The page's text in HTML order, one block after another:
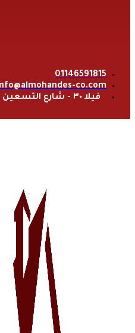
01146591815
info@almohandes-co.com
فيلا ٣٠ - شارع التسعين - أمام مستشفى الجوى